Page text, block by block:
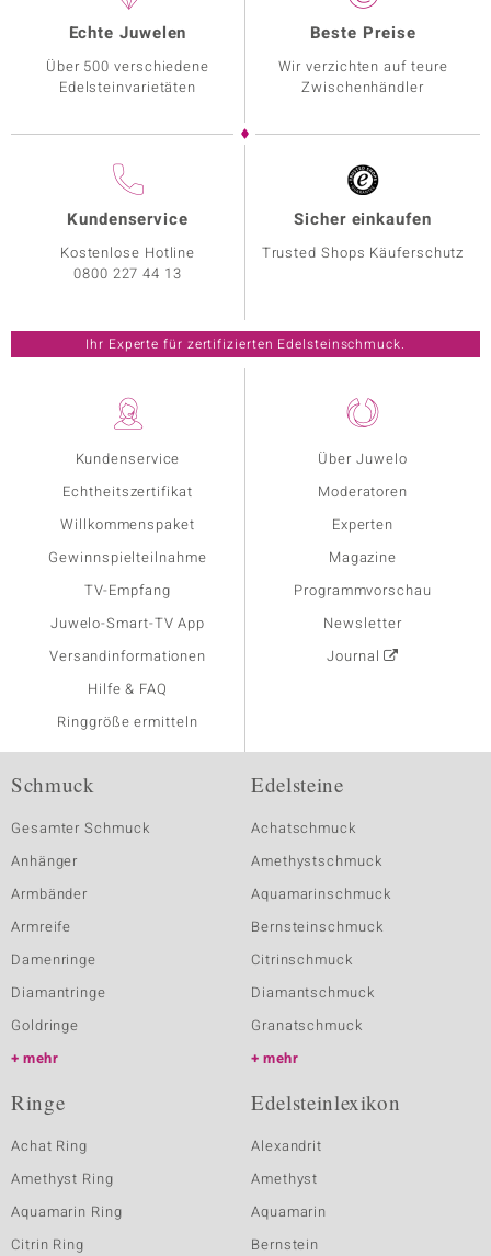
Kundenservice
Echtheitszertifikat
Willkommenspaket
Gewinnspielteilnahme
TV-Empfang
Juwelo-Smart-TV App
Versandinformationen
Hilfe & FAQ
Ringgröße ermitteln
Über Juwelo
Moderatoren
Experten
Magazine
Programmvorschau
Newsletter
Journal
Echte Juwelen
Über 500 verschiedene
Edelsteinvarietäten
Beste Preise
Wir verzichten auf teure
Zwischenhändler
Kundenservice
Kostenlose Hotline
0800 227 44 13
Sicher einkaufen
Trusted Shops Käuferschutz
Ihr Experte für zertifizierten Edelsteinschmuck.
Schmuck
Gesamter Schmuck
Anhänger
Armbänder
Armreife
Damenringe
Diamantringe
Goldringe
mehr
Edelsteine
Achatschmuck
Amethystschmuck
Aquamarinschmuck
Bernsteinschmuck
Citrinschmuck
Diamantschmuck
Granatschmuck
mehr
Ringe
Achat Ring
Amethyst Ring
Aquamarin Ring
Citrin Ring
Edelsteinlexikon
Alexandrit
Amethyst
Aquamarin
Bernstein